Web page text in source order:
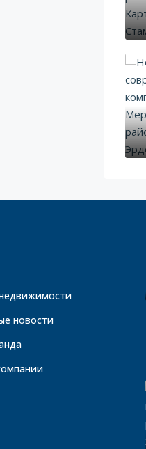
новости